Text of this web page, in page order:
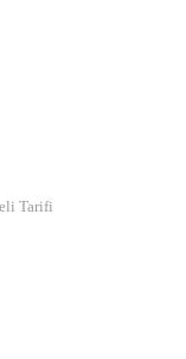
Tarifi